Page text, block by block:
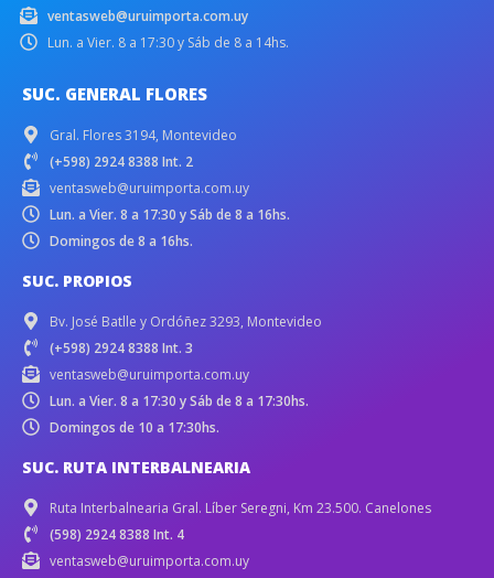
ventasweb@uruimporta.com.uy
Lun. a Vier. 8 a 17:30 y Sáb de 8 a 14hs.
SUC. GENERAL FLORES
Gral. Flores 3194, Montevideo
(+598) 2924 8388 Int. 2
ventasweb@uruimporta.com.uy
Lun. a Vier. 8 a 17:30 y Sáb de 8 a 16hs.
Domingos de 8 a 16hs.
SUC. PROPIOS
Bv. José Batlle y Ordóñez 3293, Montevideo
(+598) 2924 8388 Int. 3
ventasweb@uruimporta.com.uy
Lun. a Vier. 8 a 17:30 y Sáb de 8 a 17:30hs.
Domingos de 10 a 17:30hs.
SUC. RUTA INTERBALNEARIA
Ruta Interbalnearia Gral. Líber Seregni, Km 23.500. Canelones
(598) 2924 8388 Int. 4
ventasweb@uruimporta.com.uy